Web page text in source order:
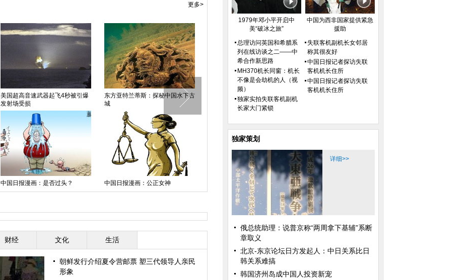
更多>
美国超高音速武器起飞4秒被引爆
发射场受损
东方亚特兰蒂斯：探秘中国水下古
城
中国日报漫画：是否过头？ 中国日报漫画：公正女神
中国日报漫画：恐慌
中国日报漫画：本质难改
越南现超级香蕉树 一穗已结出超
3000个香蕉
财经 文化 生活
朝鲜发行介绍夏令营邮票 塑三代领导人亲民
形象
1979年邓小平开启中
美“破冰之旅”
中国为西非国家提供紧急
援助
总理访问英国和希腊系
列在线访谈之二——中
希合作新思路
MH370机长同窗：机长
不像是会劫机的人（视
频）
独家实拍失联客机副机
长家大门紧锁
失联客机副机长女邻居
称其很友好
中国日报记者探访失联
客机机长住所
中国日报记者探访失联
客机机长住所
独家策划
详细>>
俄总统助理：说普京称“两周拿下基辅”系断
章取义
北京-东京论坛日方发起人：中日关系比日
韩关系难搞
韩国济州岛成中国人投资新宠